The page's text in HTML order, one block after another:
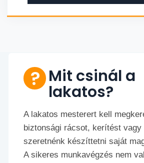
Mit csinál a
lakatos?
A lakatos mesterert kell
biztonsági rácsot, kerítést vagy
szeretnénk készíttetni saját
A sikeres munkavégzés nem